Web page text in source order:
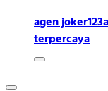
agen joker123
terpercaya